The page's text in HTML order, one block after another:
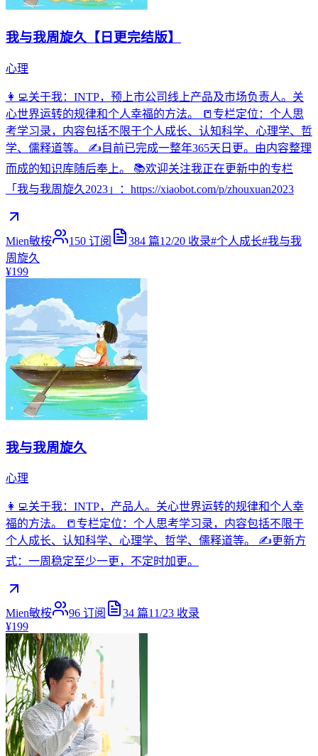
我与我周旋久【日更完结版】
心理
👩‍💻关于我：INTP，预上市公司线上产品及市场负责人。关
心世界运转的规律和个人幸福的方法。 📒专栏定位：个人思
考学习录，内容包括不限于个人成长、认知科学、心理学、哲
学、儒释道等。 ✍️目前已完成一整年365天日更。由内容整理
而成的知识库随后奉上。 📚欢迎关注我正在更新中的专栏
「我与我周旋久2023」：https://xiaobot.com/p/zhouxuan2023
Mien敏桉 150 订阅 384 篇12/20 收录#个人成长#我与我
周旋久
¥199
我与我周旋久
心理
👩‍💻关于我：INTP，产品人。关心世界运转的规律和个人幸
福的方法。 📒专栏定位：个人思考学习录，内容包括不限于
个人成长、认知科学、心理学、哲学、儒释道等。 ✍️更新方
式：一周稳定至少一更，不定时加更。
Mien敏桉 96 订阅 34 篇11/23 收录
¥199